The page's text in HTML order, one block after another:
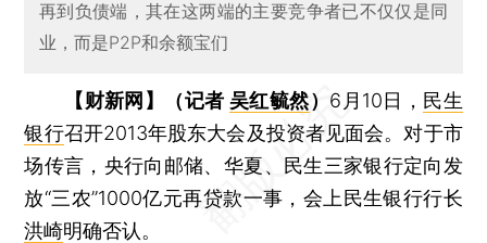
再到负债端，其在这两端的主要竞争者已不仅仅是同
业，而是P2P和余额宝们
【财新网】（记者吴红毓然） 6月10日， 民生
银行召开2013年股东大会及投资者见面会。对于市
场传言，央行向邮储、华夏、民生三家银行定向发
放“三农”1000亿元再贷款一事，会上民生银行行长
洪崎明确否认。